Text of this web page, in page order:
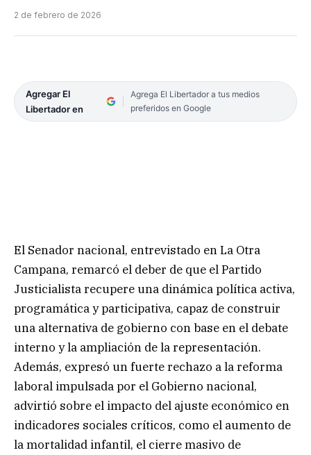
2 de febrero de 2026
Agregar El
Libertador en
Agrega El Libertador a tus medios
preferidos en Google
El Senador nacional, entrevistado en La Otra
Campana, remarcó el deber de que el Partido
Justicialista recupere una dinámica política activa,
programática y participativa, capaz de construir
una alternativa de gobierno con base en el debate
interno y la ampliación de la representación.
Además, expresó un fuerte rechazo a la reforma
laboral impulsada por el Gobierno nacional,
advirtió sobre el impacto del ajuste económico en
indicadores sociales críticos, como el aumento de
la mortalidad infantil, el cierre masivo de